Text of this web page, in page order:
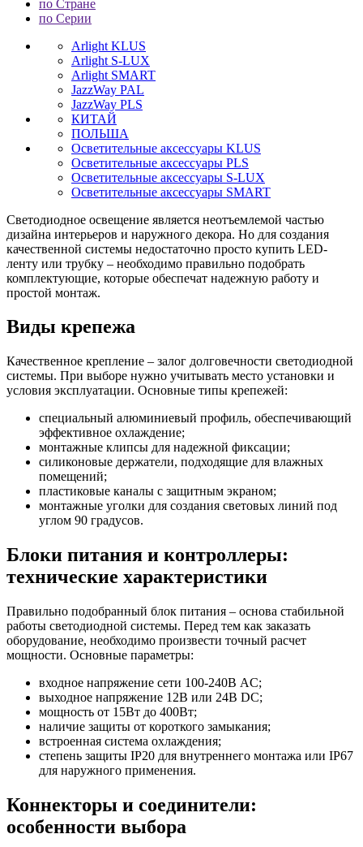
по Стране
по Серии
Arlight KLUS
Arlight S-LUX
Arlight SMART
JazzWay PAL
JazzWay PLS
КИТАЙ
ПОЛЬША
Осветительные аксессуары KLUS
Осветительные аксессуары PLS
Осветительные аксессуары S-LUX
Осветительные аксессуары SMART
Светодиодное освещение является неотъемлемой частью
дизайна интерьеров и наружного декора. Но для создания
качественной системы недостаточно просто купить LED-
ленту или трубку – необходимо правильно подобрать
комплектующие, которые обеспечат надежную работу и
простой монтаж.
Виды крепежа
Качественное крепление – залог долговечности светодиодной
системы. При выборе нужно учитывать место установки и
условия эксплуатации. Основные типы крепежей:
специальный алюминиевый профиль, обеспечивающий
эффективное охлаждение;
монтажные клипсы для надежной фиксации;
силиконовые держатели, подходящие для влажных
помещений;
пластиковые каналы с защитным экраном;
монтажные уголки для создания световых линий под
углом 90 градусов.
Блоки питания и контроллеры:
технические характеристики
Правильно подобранный блок питания – основа стабильной
работы светодиодной системы. Перед тем как заказать
оборудование, необходимо произвести точный расчет
мощности. Основные параметры:
входное напряжение сети 100-240В AC;
выходное напряжение 12В или 24В DC;
мощность от 15Вт до 400Вт;
наличие защиты от короткого замыкания;
встроенная система охлаждения;
степень защиты IP20 для внутреннего монтажа или IP67
для наружного применения.
Коннекторы и соединители:
особенности выбора